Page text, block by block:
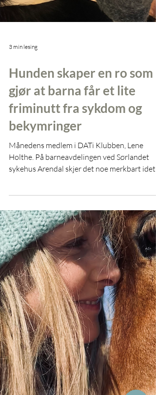
Hunden skaper en ro som
gjør at barna får et lite
friminutt fra sykdom og
bekymringer
Månedens medlem i DATi Klubben, Lene
Holthe. På barneavdelingen ved Sørlandet
sykehus Arendal skjer det noe merkbart idet
Chewie entrer rommet. Samtaler stopper opp.
Blikk løftes. En hånd strekker seg forsiktig
frem. Noen smiler for første gang på lenge. –
«Hun er en lykkepille på fire bein,» sier eieren
hennes stille. Chewie er terapihund. Sammen
med sin fører er hun en del av DATi Klubben ,
et nettverk for mennesker som bruker dyr i
terapeutisk og pedagogisk arbeid. F